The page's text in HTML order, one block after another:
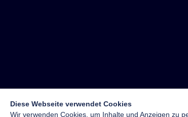
Diese Webseite verwendet Cookies
Wir verwenden Cookies, um Inhalte und Anzeigen zu